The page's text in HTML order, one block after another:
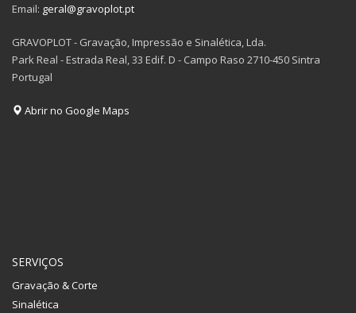
Email: geral@gravoplot.pt
GRAVOPLOT - Gravação, Impressão e Sinalética, Lda.
Park Real - Estrada Real, 33 Edif. D - Campo Raso 2710-450 Sintra
Portugal
Abrir no Google Maps
SERVIÇOS
Gravação & Corte
Sinalética